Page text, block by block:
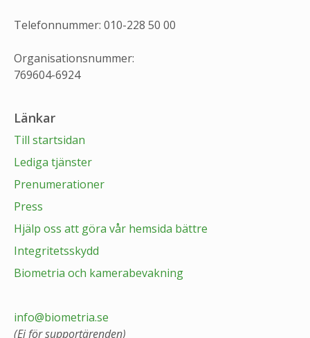
Telefonnummer: 010-228 50 00
Organisationsnummer:
769604-6924
Länkar
Till startsidan
Lediga tjänster
Prenumerationer
Press
Hjälp oss att göra vår hemsida bättre
Integritetsskydd
Biometria och kamerabevakning
info@biometria.se
(Ej för supportärenden)